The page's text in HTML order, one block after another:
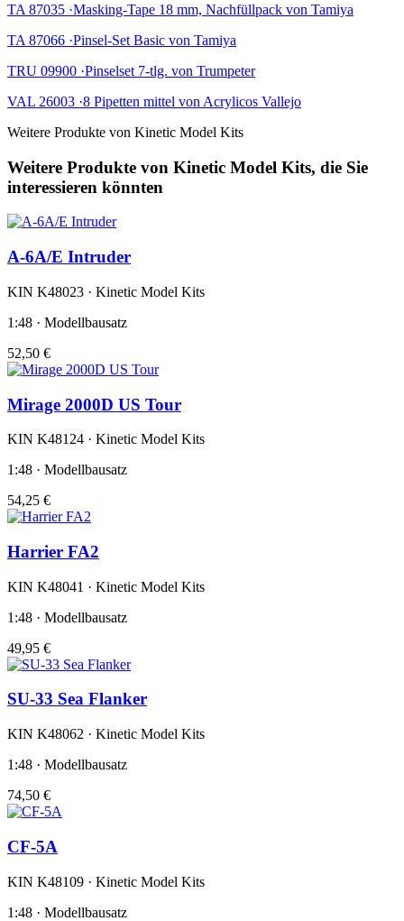
TA 87035 ·Masking-Tape 18 mm, Nachfüllpack von Tamiya
TA 87066 ·Pinsel-Set Basic von Tamiya
TRU 09900 ·Pinselset 7-tlg. von Trumpeter
VAL 26003 ·8 Pipetten mittel von Acrylicos Vallejo
Weitere Produkte von Kinetic Model Kits
Weitere Produkte von Kinetic Model Kits, die Sie
interessieren könnten
A-6A/E Intruder
KIN K48023 · Kinetic Model Kits
1:48 · Modellbausatz
52,50 €
Mirage 2000D US Tour
KIN K48124 · Kinetic Model Kits
1:48 · Modellbausatz
54,25 €
Harrier FA2
KIN K48041 · Kinetic Model Kits
1:48 · Modellbausatz
49,95 €
SU-33 Sea Flanker
KIN K48062 · Kinetic Model Kits
1:48 · Modellbausatz
74,50 €
CF-5A
KIN K48109 · Kinetic Model Kits
1:48 · Modellbausatz